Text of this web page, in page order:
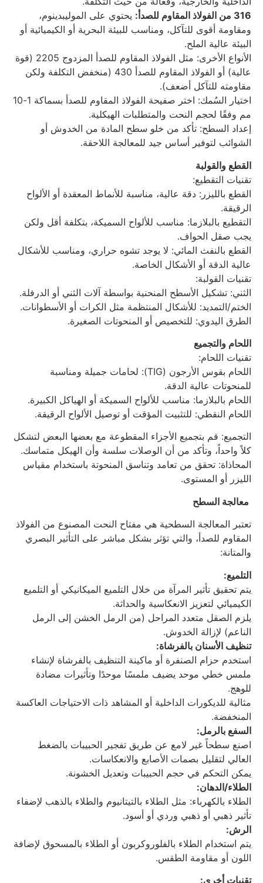
316 من الفولاذ المقاوم للصدأ:
يحتوي على الموليبدينوم،
ومقاومة أقوى للتآكل، ومناسب للبيئة البحرية أو الكيميائية أو
البيئة عالية الملح.
الأنواع الأخرى: مثل الفولاذ المقاوم للصدأ المزدوج 2205 (قوة
عالية) أو الفولاذ المقاوم للصدأ 430 (منخفض التكلفة ولكن
مقاومته للتآكل أضعف).
اختيار السُمك: اختر صفيحة الفولاذ المقاوم للصدأ بسماكة 1-10
مم وفقًا لحجم النحت والمتطلبات الهيكلية.
إعداد السطح: تأكد من خلو سطح المادة من الخدوش أو
الشوائب لتوفير أساس جيد للمعالجة اللاحقة.
القطع والقولبة
تقنيات التقطيع:
القطع بالليزر: دقة عالية، مناسبة للأنماط المعقدة أو الألواح
الرقيقة.
التقطيع بالبلازما: مناسب للألواح السميكة، بتكلفة أقل ولكن
يجب صقل الحواف.
القطع بالنفث المائي: لا يوجد تشوه حراري، ومناسب للأشكال
عالية الدقة أو الأشكال الخاصة.
تقنيات القولبة:
الثني: تشكيل الأسطح المنحنية بواسطة آلات الثني أو الدرفلة.
الختم/التمديد: للأشكال المنتظمة مثل الكرات أو الأسطوانات.
الطرق اليدوي: للتخصيص أو المنحوتات الصغيرة.
اللحام والتجميع
تقنيات اللحام:
اللحام بقوس الأرجون (TIG): لحامات جميلة ومناسبة
للمنحوتات عالية الدقة.
اللحام بالبلازما: مناسب للألواح السميكة أو الهياكل الكبيرة.
اللحام النقطي: للتثبيت المؤقت أو توصيل الألواح الرقيقة.
التجميع: قم بتجميع الأجزاء المقطوعة مع بعضها البعض لتشكل
كلاً واحداً، وتأكد من أن الوصلات سلسة وأن الهيكل متماسك.
المحاذاة: تحقق من تعامد وتناسق المنحوتة باستخدام مقياس
الليزر أو المستوى.
معالجة السطح
تعتبر المعالجة السطحية هي مفتاح النحت المصنوع من الفولاذ
المقاوم للصدأ، والتي تؤثر بشكل مباشر على التأثير البصري
والمتانة:
التلميع:
يتم تحقيق تأثير المرآة من خلال التلميع الميكانيكي أو التلميع
الكيميائي لتعزيز الانعكاسية والحداثة.
يلزم الصقل متعدد المراحل (من الرمل الخشن إلى الرمل
الناعم) لإزالة الخدوش.
تنظيف الأسنان بالفرشاة:
استخدم حزام الصنفرة أو ماكينة التنظيف بالفرشاة لإنشاء
ملمس خطي موحد يضيف ملمسًا موحدًا وتأثيرات مضادة
للوهج.
مثالية للديكورات الداخلية أو المشاهد ذات الاحتياجات العاكسة
المنخفضة.
السفع بالرمل:
اصنع سطحاً غير لامع عن طريق تفجير الحبيبات بالضغط
العالي لتقليل بصمات الأصابع والانعكاسات.
يمكن التحكم في حجم الحبيبات وتعديل الخشونة.
الطلاء/الدهان:
الطلاء بالكهرباء: مثل الطلاء بالتيتانيوم والطلاء بالذهب لإضفاء
تأثير ذهبي أو ذهبي وردي أو أسود.
الرش:
يتم استخدام الطلاء بالفلوروكربون أو الطلاء بالمسحوق لإضافة
اللون أو مقاومة الطقس.
تقنيات أخرى: